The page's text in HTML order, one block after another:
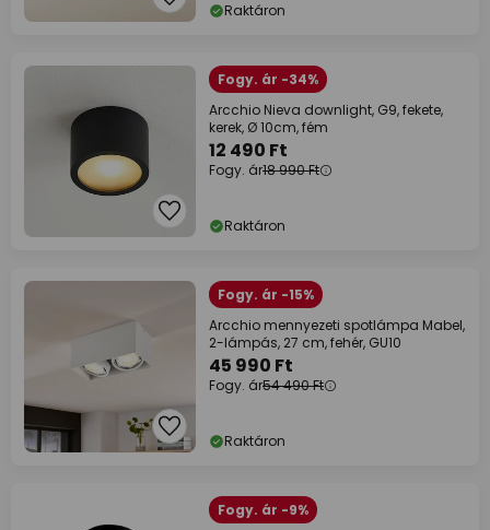
Raktáron
Fogy. ár -34%
Arcchio Nieva downlight, G9, fekete,
kerek, Ø 10cm, fém
12 490 Ft
Fogy. ár18 990 Ft
Raktáron
Fogy. ár -15%
Arcchio mennyezeti spotlámpa Mabel,
2-lámpás, 27 cm, fehér, GU10
45 990 Ft
Fogy. ár54 490 Ft
Raktáron
Fogy. ár -9%